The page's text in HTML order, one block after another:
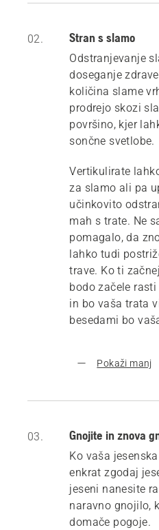
02. Stran s slamo
Odstranjevanje
doseganje
količina slame
prodrejo skozi
površino, kjer
sončne svetlobe.
Vertikulirate
za slamo ali pa
učinkovito
mah s trate. Ne
pomagalo, da
lahko tudi
trave. Ko ti
bodo začele
in bo vaša trata
besedami bo
Pokaži manj
03. Gnojite in znova
Ko vaša
enkrat zgodaj
jeseni nanesite
naravno gnojilo,
domače pogoje.